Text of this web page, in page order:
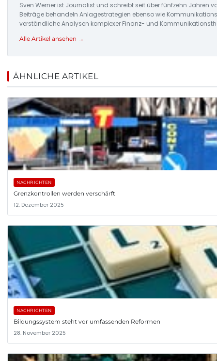
Sven Werner ist Journalist und schreibt seit über fünfzehn
Beiträge behandeln Anlagestrategien ebenso wie
verständliche Analysen komplexer Finanz- und
Alle Artikel ansehen →
ÄHNLICHE ARTIKEL
NACHRICHTEN
Grenzkontrollen werden verschärft
12. Dezember 2025
NACHRICHTEN
Bildungssystem steht vor umfassenden Reformen
28. November 2025